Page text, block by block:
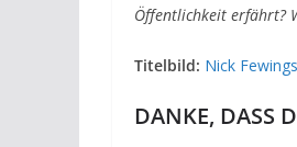
Öffentlichkeit erfährt?
Titelbild: Nick Fewings
DANKE, DASS